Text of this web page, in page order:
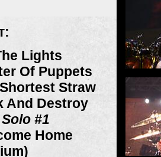
Lights
Of Puppets
Straw
And Destroy
#1
Home